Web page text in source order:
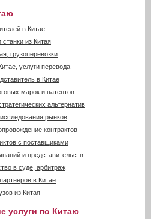
в Китае
из Китая
грузоперевозки
услуги перевода
в Китае
марок и патентов
альтернатив
рынков
контрактов
с поставщиками
и представительств
в суде, арбитраж
в Китае
из Китая
услуги по Китаю